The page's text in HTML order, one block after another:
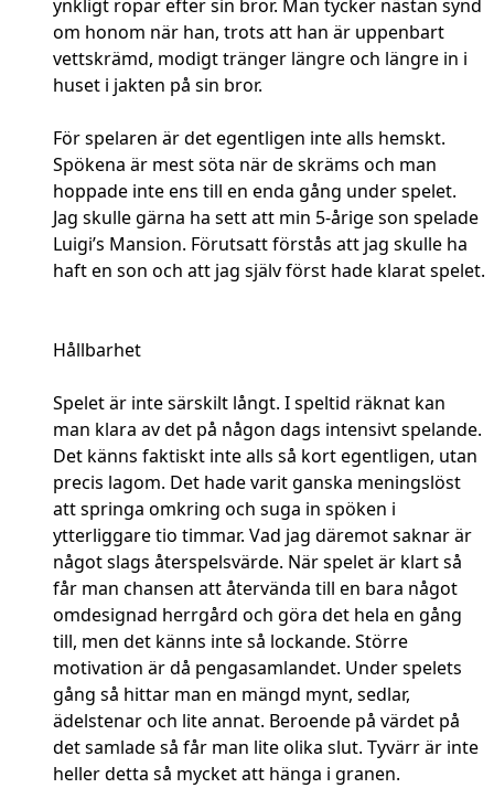
ynkligt ropar efter sin bror. Man tycker nästan synd
om honom när han, trots att han är uppenbart
vettskrämd, modigt tränger längre och längre in i
huset i jakten på sin bror.
För spelaren är det egentligen inte alls hemskt.
Spökena är mest söta när de skräms och man
hoppade inte ens till en enda gång under spelet.
Jag skulle gärna ha sett att min 5-årige son spelade
Luigi’s Mansion. Förutsatt förstås att jag skulle ha
haft en son och att jag själv först hade klarat spelet.
Hållbarhet
Spelet är inte särskilt långt. I speltid räknat kan
man klara av det på någon dags intensivt spelande.
Det känns faktiskt inte alls så kort egentligen, utan
precis lagom. Det hade varit ganska meningslöst
att springa omkring och suga in spöken i
ytterliggare tio timmar. Vad jag däremot saknar är
något slags återspelsvärde. När spelet är klart så
får man chansen att återvända till en bara något
omdesignad herrgård och göra det hela en gång
till, men det känns inte så lockande. Större
motivation är då pengasamlandet. Under spelets
gång så hittar man en mängd mynt, sedlar,
ädelstenar och lite annat. Beroende på värdet på
det samlade så får man lite olika slut. Tyvärr är inte
heller detta så mycket att hänga i granen.